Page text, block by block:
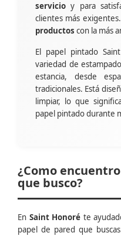
servicio y para
clientes más
productos con la más
El papel pintado
variedad de
estancia, desde
tradicionales. Está
limpiar, lo que
papel pintado durante
¿Como
que busco?
En Saint Honoré te
papel de pared que